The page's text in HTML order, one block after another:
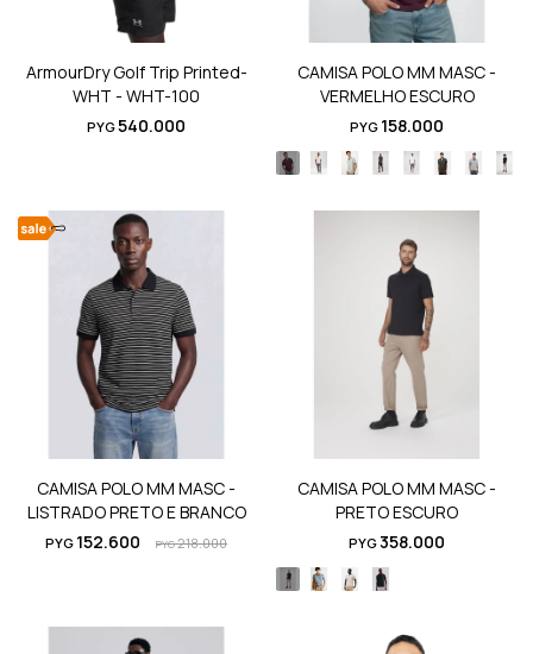
ArmourDry Golf Trip Printed-
WHT - WHT-100
PYG540.000
CAMISA POLO MM MASC -
VERMELHO ESCURO
PYG 158.000
CAMISA POLO MM MASC -
LISTRADO PRETO E BRANCO
PYG 152.600 PYG218.000
CAMISA POLO MM MASC -
PRETO ESCURO
PYG358.000